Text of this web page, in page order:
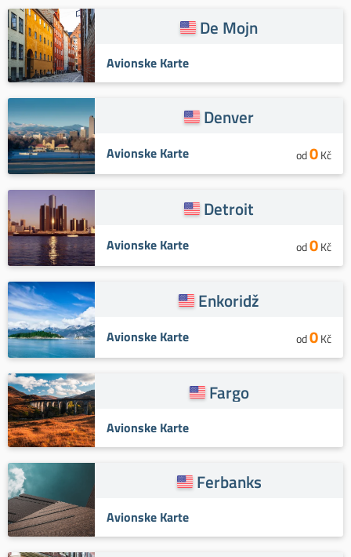
De Mojn
Avionske Karte
Denver
Avionske Karte od0Kč
Detroit
Avionske Karte od0Kč
Enkoridž
Avionske Karte od0Kč
Fargo
Avionske Karte
Ferbanks
Avionske Karte